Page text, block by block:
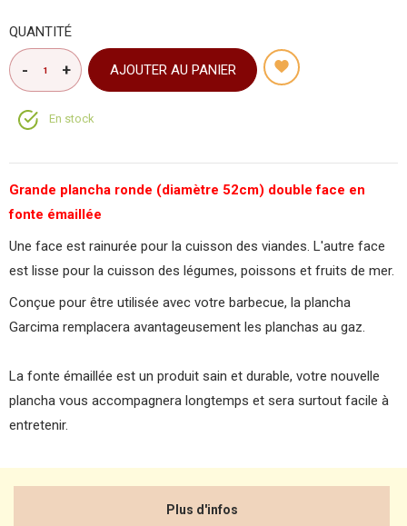
QUANTITÉ
AJOUTER AU PANIER
En stock
Grande plancha ronde (diamètre 52cm) double face en
fonte émaillée
Une face est rainurée pour la cuisson des viandes. L'autre face
est lisse pour la cuisson des légumes, poissons et fruits de mer.
Conçue pour être utilisée avec votre barbecue, la plancha
Garcima remplacera avantageusement les planchas au gaz.
La fonte émaillée est un produit sain et durable, votre nouvelle
plancha vous accompagnera longtemps et sera surtout facile à
entretenir.
Plus d'infos